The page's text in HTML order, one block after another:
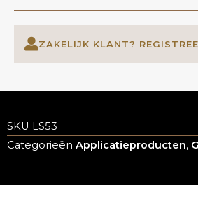
ZAKELIJK KLANT?
SKU LS53
Categorieën Applicatieproducten,